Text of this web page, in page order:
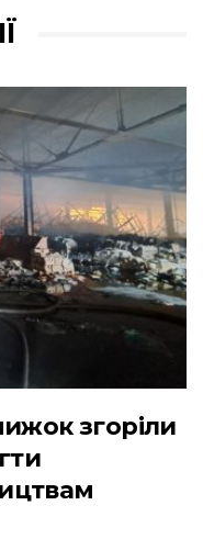
згоріли